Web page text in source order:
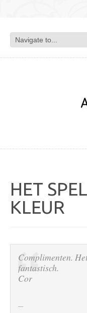
HET
KLEUR
Complimenten.
fantastisch.
Cor